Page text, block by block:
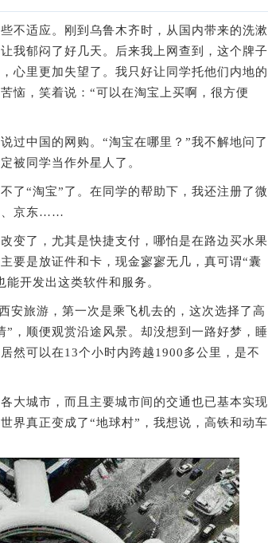
适应。刚到乌鲁木齐时，从国内带来的洗漱
我郁闷了好几天。后来我上网查到，这个牌子
心里更加失望了。我只好让同学托他们内地的
恼，笑着说：“可以在淘宝上买啊，很方便
中国的网购。“淘宝在哪里？”我不解地问了
被同学当作外星人了。
“淘宝”了。在同学的帮助下，我还注册了微
、京东……
了，尤其是快捷支付，哪怕是在路边买水果
要是放证件和卡，现金寥寥无几，真可谓“囊
开发出这类软件和服务。
旅游，第一次是乘飞机去的，这次选择了高
”，顺便观赏沿途风景。却没想到一路好梦，睡
然可以在13个小时内跨越1900多公里，是不
城市，而且主要城市间的交通也已基本实现
界真正变成了“地球村”，我想说，高铁和动车